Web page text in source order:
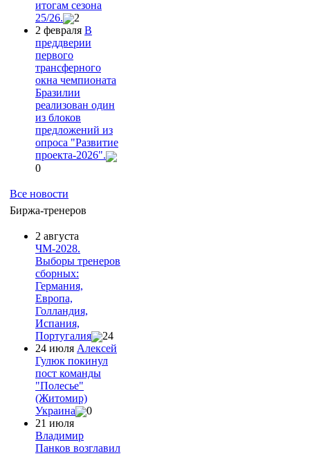
итогам сезона
25/26.
2
2 февраля В
преддверии
первого
трансферного
окна чемпионата
Бразилии
реализован один
из блоков
предложений из
опроса "Развитие
проекта-2026".
0
Все новости
Биржа-тренеров
2 августа
ЧМ-2028.
Выборы тренеров
сборных:
Германия,
Европа,
Голландия,
Испания,
Португалия
24
24 июля Алексей
Гулюк покинул
пост команды
"Полесье"
(Житомир)
Украина
0
21 июля
Владимир
Панков возглавил